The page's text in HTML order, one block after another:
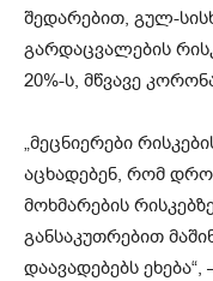
შედარებით, გულ-
გარდაცვალების
20%-ს, მწვავე
„მეცნიერები
აცხადებენ, რომ
მოხმარების
განსაკუთრებით
დაავადებებს ეხება“,